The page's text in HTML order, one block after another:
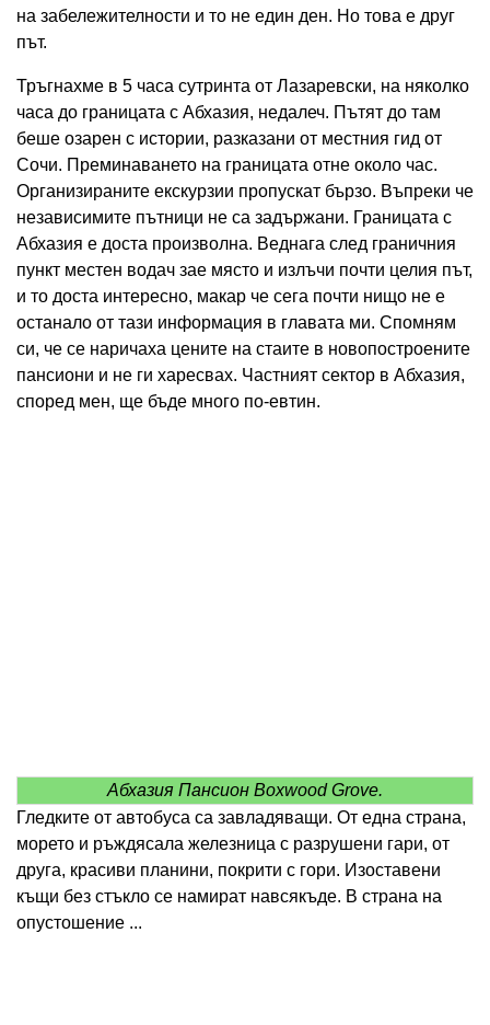
на забележителности и то не един ден. Но това е друг
път.
Тръгнахме в 5 часа сутринта от Лазаревски, на няколко
часа до границата с Абхазия, недалеч. Пътят до там
беше озарен с истории, разказани от местния гид от
Сочи. Преминаването на границата отне около час.
Организираните екскурзии пропускат бързо. Въпреки че
независимите пътници не са задържани. Границата с
Абхазия е доста произволна. Веднага след граничния
пункт местен водач зае място и излъчи почти целия път,
и то доста интересно, макар че сега почти нищо не е
останало от тази информация в главата ми. Спомням
си, че се наричаха цените на стаите в новопостроените
пансиони и не ги харесвах. Частният сектор в Абхазия,
според мен, ще бъде много по-евтин.
Абхазия Пансион Boxwood Grove.
Гледките от автобуса са завладяващи. От една страна,
морето и ръждясала железница с разрушени гари, от
друга, красиви планини, покрити с гори. Изоставени
къщи без стъкло се намират навсякъде. В страна на
опустошение ...